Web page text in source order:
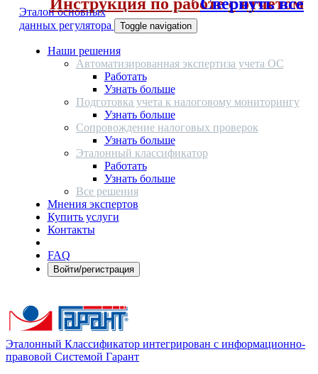
Эталон основных
данных регулятора
Toggle navigation
Наши решения
Автоматизированная экспертиза учета ОС
Работать
Узнать больше
Подготовка учета к налоговому мониторингу
Узнать больше
Сопровождение налоговых проверок
Узнать больше
Эталонный классификатор
Работать
Узнать больше
Все решения
Мнения экспертов
Купить услуги
Контакты
FAQ
Войти/регистрация
Эталонный Классификатор интегрирован с информационно-
правовой Системой Гарант